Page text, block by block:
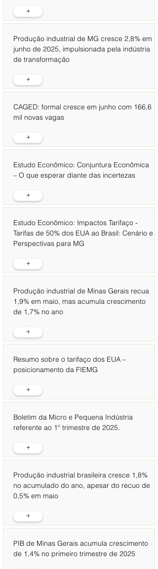
+
Produção industrial de MG cresce 2,8% em
junho de 2025, impulsionada pela indústria
de transformação
+
CAGED: formal cresce em junho com 166,6
mil novas vagas
+
Estudo Econômico: Conjuntura Econômica
– O que esperar diante das incertezas
+
Estudo Econômico: Impactos Tarifaço -
Tarifas de 50% dos EUA ao Brasil: Cenário e
Perspectivas para MG
+
Produção industrial de Minas Gerais recua
1,9% em maio, mas acumula crescimento
de 1,7% no ano
+
Resumo sobre o tarifaço dos EUA –
posicionamento da FIEMG
+
Boletim da Micro e Pequena Indústria
referente ao 1º trimestre de 2025.
+
Produção industrial brasileira cresce 1,8%
no acumulado do ano, apesar do recuo de
0,5% em maio
+
PIB de Minas Gerais acumula crescimento
de 1,4% no primeiro trimestre de 2025